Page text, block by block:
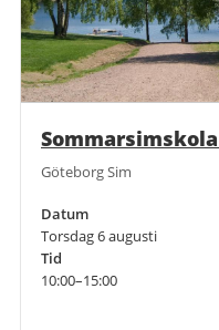
Göteborg Sim
Datum
Torsdag 6 augusti
Tid
10:00–15:00